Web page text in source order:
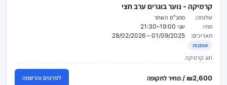
קרמיקה - נוער בוגרים ערב חצי
שלוחה:
מתנ"ס השחר
מתי:
שני 19:00–21:30
תאריכים:
01/09/2025 – 28/02/2026
אומנות
חוג קרמיקה
₪2,600 / מחיר לתקופה לפרטים והרשמה